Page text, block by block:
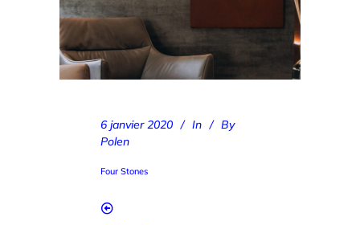
6 janvier 2020 In
By
Polen
Four Stones